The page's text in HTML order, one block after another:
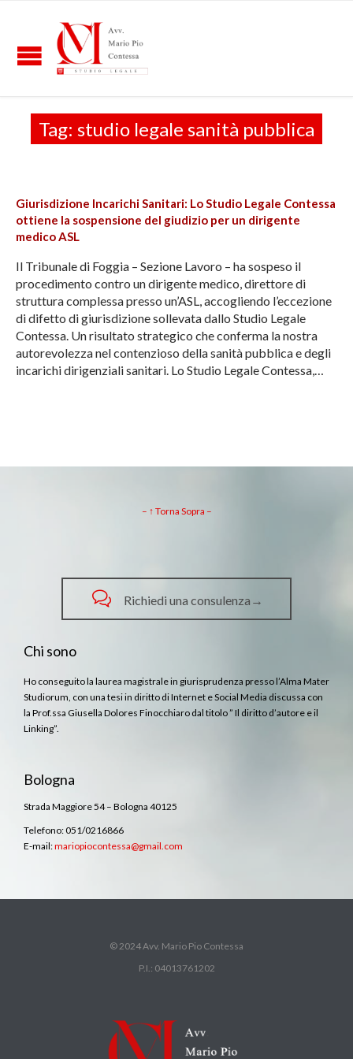
Tag: studio legale sanità pubblica
Giurisdizione Incarichi Sanitari: Lo Studio Legale Contessa
ottiene la sospensione del giudizio per un dirigente
medico ASL
Il Tribunale di Foggia – Sezione Lavoro – ha sospeso il
procedimento contro un dirigente medico, direttore di
struttura complessa presso un’ASL, accogliendo l’eccezione
di difetto di giurisdizione sollevata dallo Studio Legale
Contessa. Un risultato strategico che conferma la nostra
autorevolezza nel contenzioso della sanità pubblica e degli
incarichi dirigenziali sanitari. Lo Studio Legale Contessa,…
– ↑ Torna Sopra –
 Richiedi una consulenza→
Chi sono
Ho conseguito la laurea magistrale in giurisprudenza presso l’Alma Mater
Studiorum, con una tesi in diritto di Internet e Social Media discussa con
la Prof.ssa Giusella Dolores Finocchiaro dal titolo ” Il diritto d’autore e il
Linking”.
Bologna
Strada Maggiore 54 – Bologna 40125
Telefono: 051/0216866
E-mail:mariopiocontessa@gmail.com
© 2024 Avv. Mario Pio Contessa
P.I.: 04013761202